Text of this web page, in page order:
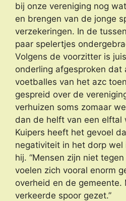
bij onze vereniging nog
en brengen van de jonge
verzekeringen. In de
paar spelertjes
Volgens de voorzitter is
onderling afgesproken dat
voetballes van het azc
gespreid over de
verhuizen soms zomaar
dan de helft van een elftal
Kuipers heeft het gevoel
negativiteit in het dorp
hij. “Mensen zijn niet
voelen zich vooral enorm
overheid en de gemeente.
verkeerde spoor gezet.”